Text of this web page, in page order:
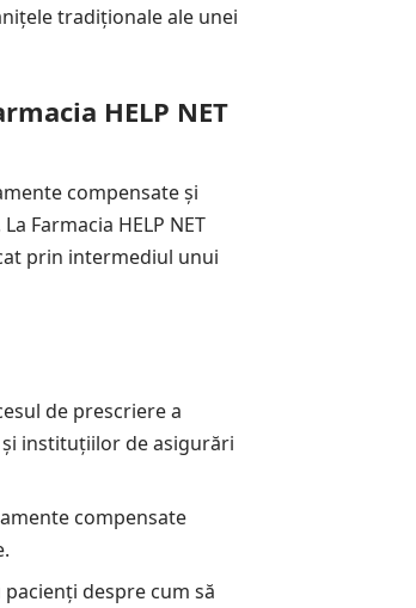
tradiționale ale unei
HELP NET
compensate și
Farmacia HELP NET
prin intermediul unui
de prescriere a
instituțiilor de asigurări
compensate
despre cum să